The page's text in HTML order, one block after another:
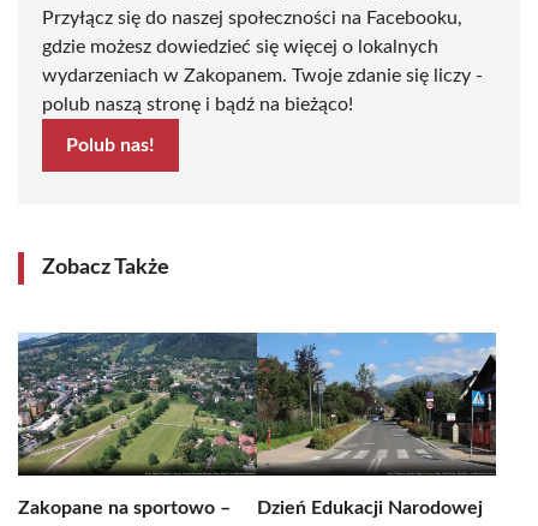
Przyłącz się do naszej społeczności na Facebooku,
gdzie możesz dowiedzieć się więcej o lokalnych
wydarzeniach w Zakopanem. Twoje zdanie się liczy -
polub naszą stronę i bądź na bieżąco!
Polub nas!
Zobacz Także
Zakopane na sportowo – Dzień Edukacji Narodowej